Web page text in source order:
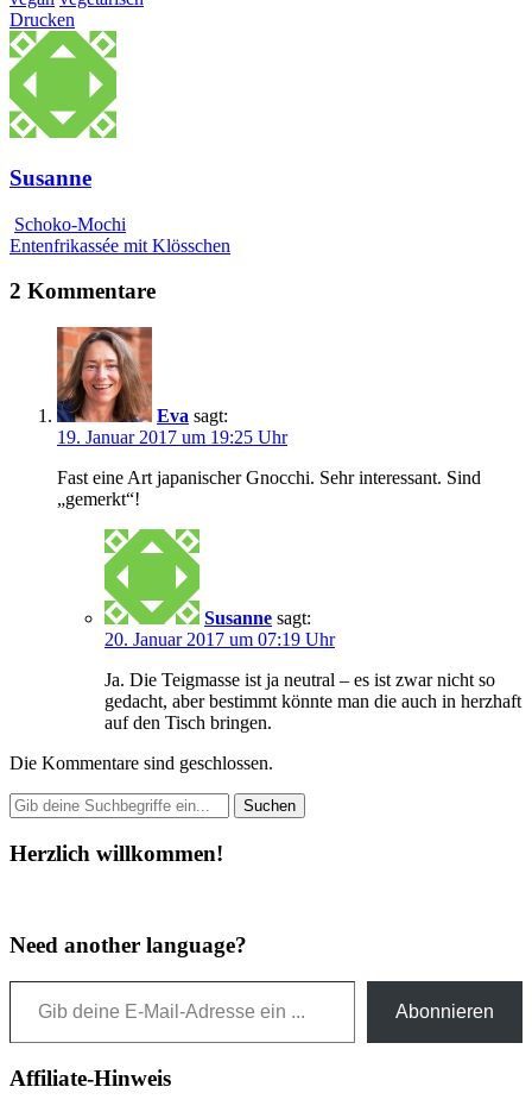
Drucken
Susanne
Schoko-Mochi
Entenfrikassée mit Klösschen
2 Kommentare
Eva sagt:
19. Januar 2017 um 19:25 Uhr
Fast eine Art japanischer Gnocchi. Sehr interessant. Sind
„gemerkt“!
Susanne sagt:
20. Januar 2017 um 07:19 Uhr
Ja. Die Teigmasse ist ja neutral – es ist zwar nicht so
gedacht, aber bestimmt könnte man die auch in herzhaft
auf den Tisch bringen.
Die Kommentare sind geschlossen.
Herzlich willkommen!
Need another language?
Gib deine E-Mail-Adresse ein ...
Abonnieren
Affiliate-Hinweis